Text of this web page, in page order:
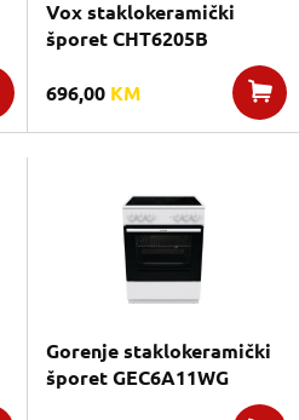
Vox staklokeramički
šporet CHT6205B
696,00 KM
Gorenje staklokeramički
šporet GEC6A11WG